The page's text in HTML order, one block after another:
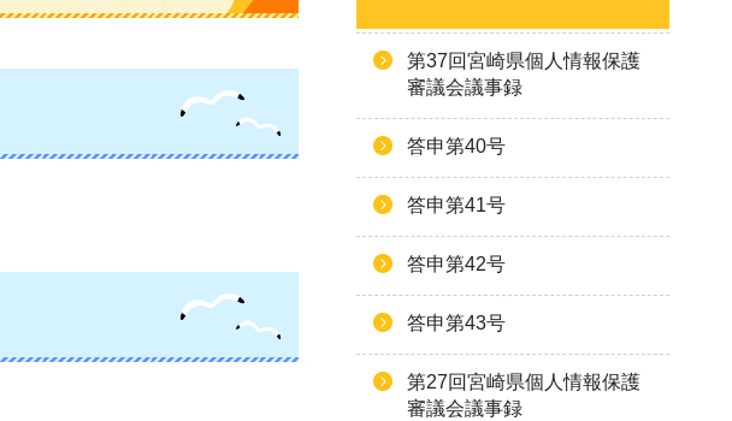
第37回宮崎県個人情報保護
審議会議事録
答申第40号
答申第41号
答申第42号
答申第43号
第27回宮崎県個人情報保護
審議会議事録